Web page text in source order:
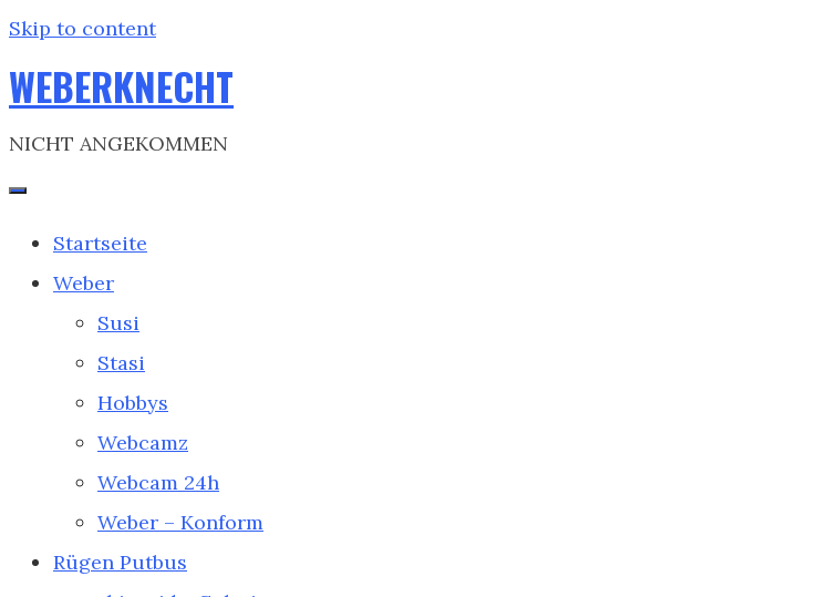
Skip to content
WEBERKNECHT
NICHT ANGEKOMMEN
Startseite
Weber
Susi
Stasi
Hobbys
Webcamz
Webcam 24h
Weber – Konform
Rügen Putbus